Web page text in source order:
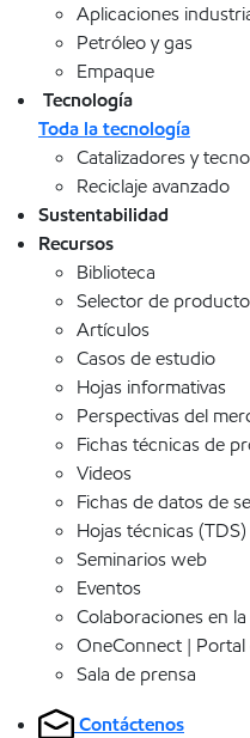
Aplicaciones
Petróleo y gas
Empaque
Tecnología
Toda la tecnología
Catalizadores y
Reciclaje avanzado
Sustentabilidad
Recursos
Biblioteca
Selector de
Artículos
Casos de estudio
Hojas informativas
Perspectivas del
Fichas técnicas de
Videos
Fichas de datos de
Hojas técnicas (TDS)
Seminarios web
Eventos
Colaboraciones en
OneConnect | Portal
Sala de prensa
Contáctenos